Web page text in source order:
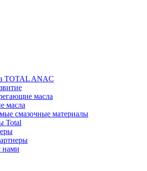
TOTAL ANAC
масла
масла
смазочные материалы
Total
нами